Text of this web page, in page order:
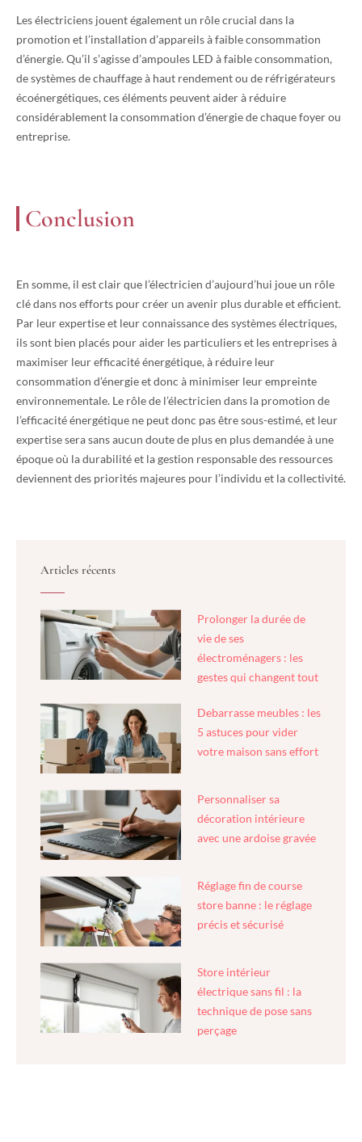
Les électriciens jouent également un rôle crucial dans la
promotion et l’installation d’appareils à faible consommation
d’énergie. Qu’il s’agisse d’ampoules LED à faible consommation,
de systèmes de chauffage à haut rendement ou de réfrigérateurs
écoénergétiques, ces éléments peuvent aider à réduire
considérablement la consommation d’énergie de chaque foyer ou
entreprise.
Conclusion
En somme, il est clair que l’électricien d’aujourd’hui joue un rôle
clé dans nos efforts pour créer un avenir plus durable et efficient.
Par leur expertise et leur connaissance des systèmes électriques,
ils sont bien placés pour aider les particuliers et les entreprises à
maximiser leur efficacité énergétique, à réduire leur
consommation d’énergie et donc à minimiser leur empreinte
environnementale. Le rôle de l’électricien dans la promotion de
l’efficacité énergétique ne peut donc pas être sous-estimé, et leur
expertise sera sans aucun doute de plus en plus demandée à une
époque où la durabilité et la gestion responsable des ressources
deviennent des priorités majeures pour l’individu et la collectivité.
Articles récents
Prolonger la durée de
vie de ses
électroménagers : les
gestes qui changent tout
Debarrasse meubles : les
5 astuces pour vider
votre maison sans effort
Personnaliser sa
décoration intérieure
avec une ardoise gravée
Réglage fin de course
store banne : le réglage
précis et sécurisé
Store intérieur
électrique sans fil : la
technique de pose sans
perçage